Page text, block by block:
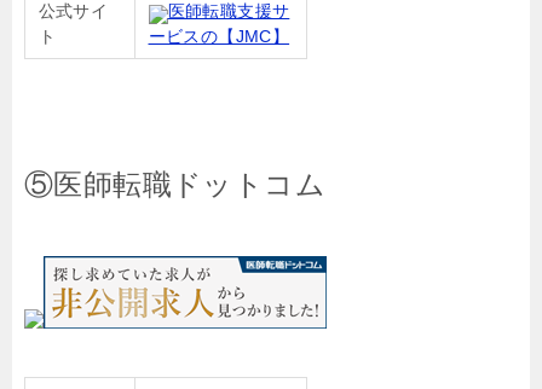
公式サイ
ト
医師転職支援サ
ービスの【JMC】
⑤医師転職ドットコム